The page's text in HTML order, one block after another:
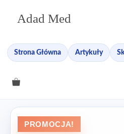
Adad Med
Strona Główna Artykuły
PROMOCJA!